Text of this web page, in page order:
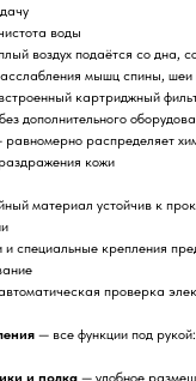
воды
воздух подаётся со дна,
мышц спины, шеи
картриджный
дополнительного
равномерно распределяет
кожи
материал устойчив к
и специальные крепления
проверка
— все функции под